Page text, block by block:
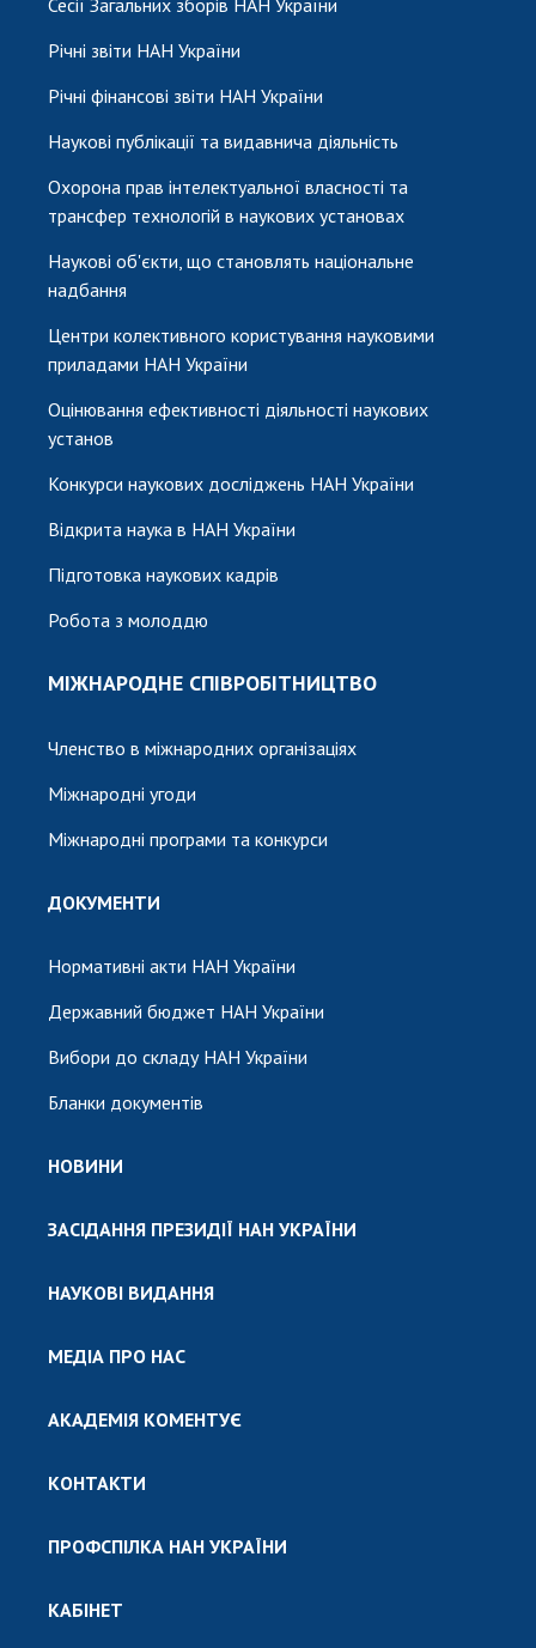
Річні звіти НАН України
Річні фінансові звіти НАН України
Наукові публікації та видавнича діяльність
Охорона прав інтелектуальної власності та
трансфер технологій в наукових установах
Наукові об'єкти, що становлять національне
надбання
Центри колективного користування науковими
приладами НАН України
Оцінювання ефективності діяльності наукових
установ
Конкурси наукових досліджень НАН України
Відкрита наука в НАН України
Підготовка наукових кадрів
Робота з молоддю
МІЖНАРОДНЕ СПІВРОБІТНИЦТВО
Членство в міжнародних організаціях
Міжнародні угоди
Міжнародні програми та конкурси
ДОКУМЕНТИ
Нормативні акти НАН України
Державний бюджет НАН України
Вибори до складу НАН України
Бланки документів
НОВИНИ
ЗАСІДАННЯ ПРЕЗИДІЇ НАН УКРАЇНИ
НАУКОВІ ВИДАННЯ
МЕДІА ПРО НАС
АКАДЕМІЯ КОМЕНТУЄ
КОНТАКТИ
ПРОФСПІЛКА НАН УКРАЇНИ
КАБІНЕТ